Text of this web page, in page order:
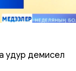
удур демисел